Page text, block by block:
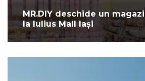
MR.DIY deschide un
la Iulius Mall Iași